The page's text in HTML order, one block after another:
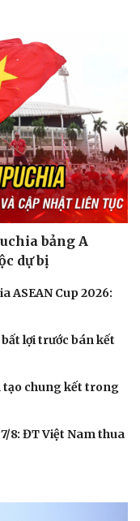
bảng A
dự bị
Cup 2026:
lợi trước bán kết
tạo chung kết trong
8: ĐT Việt Nam thua